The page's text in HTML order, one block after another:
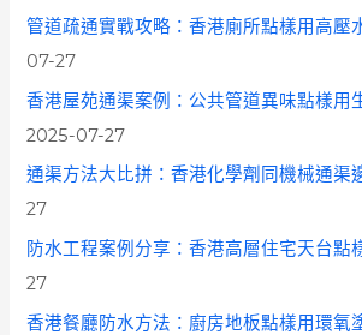
管道疏通實戰攻略：香港廁所點樣用高壓
07-27
香港屋苑通渠案例：公共管道異味點樣用
2025-07-27
通渠方法大比拼：香港化學劑同機械通渠
27
防水工程案例分享：香港高層住宅天台點
27
香港餐廳防水方法：廚房地板點樣用環氧